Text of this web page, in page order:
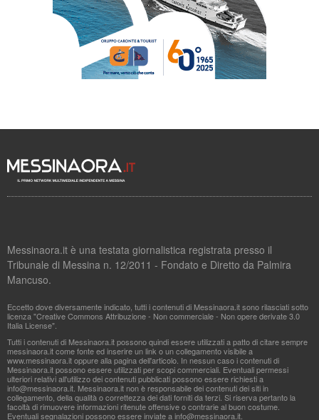
Messinaora.it è una testata giornalistica registrata presso il
Tribunale di Messina n. 12/2011 - Fondato e Diretto da Palmira
Mancuso.
Eccetto dove diversamente indicato, tutti i contenuti di Messinaora.it sono rilasciati sotto
licenza "Creative Commons Attribuzione - Non commerciale - Non opere derivate 3.0
Italia License".
Tutti i contenuti di Messinaora.it possono quindi essere utilizzati a patto di citare sempre
messinaora.it come fonte ed inserire un link o un collegamento visibile a
www.messinaora.it oppure alla pagina dell'articolo. In nessun caso i contenuti di
Messinaora.it possono essere utilizzati per scopi commerciali. Eventuali permessi
ulteriori relativi all'utilizzo dei contenuti pubblicati possono essere richiesti a
info@messinaora.it . Messinaora.it non è responsabile dei contenuti dei siti in
collegamento, della qualità o correttezza dei dati forniti da terzi. Si riserva pertanto la
facoltà di rimuovere informazioni ritenute offensive o contrarie al buon costume.
Eventuali segnalazioni possono essere inviate ainfo@messinaora.it